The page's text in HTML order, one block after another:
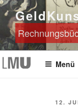
Zum
Inhalt
springen
Menü
12.